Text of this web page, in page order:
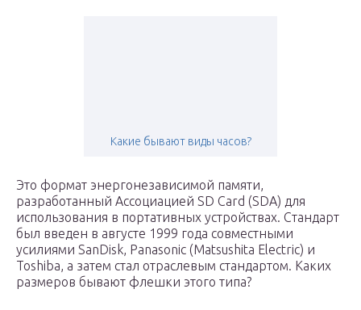
Какие бывают виды часов?
Это формат энергонезависимой памяти,
разработанный Ассоциацией SD Card (SDA) для
использования в портативных устройствах. Стандарт
был введен в августе 1999 года совместными
усилиями SanDisk, Panasonic (Matsushita Electric) и
Toshiba, а затем стал отраслевым стандартом. Каких
размеров бывают флешки этого типа?